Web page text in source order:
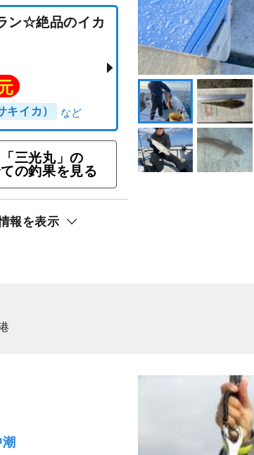
プラン☆絶品のイカ
「三光丸」の
の釣果を見る
報を表示